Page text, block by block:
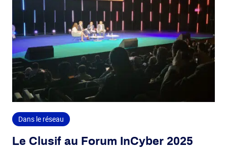
Dans le réseau
Le Clusif au Forum InCyber 2025